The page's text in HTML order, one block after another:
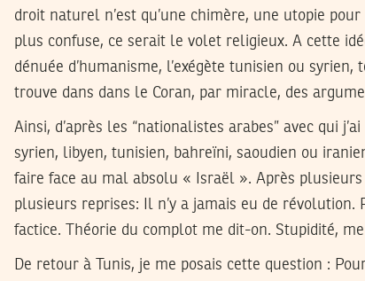
droit naturel n’est qu’une chimère, une utopie
plus confuse, ce serait le volet religieux. A cette
dénuée d’humanisme, l’exégète tunisien ou
trouve dans dans le Coran, par miracle, des
Ainsi, d’après les “nationalistes arabes” avec qui
syrien, libyen, tunisien, bahreïni, saoudien ou
faire face au mal absolu « Israël ». Après
plusieurs reprises: Il n’y a jamais eu de
factice. Théorie du complot me dit-on. Stupidité,
De retour à Tunis, je me posais cette question :